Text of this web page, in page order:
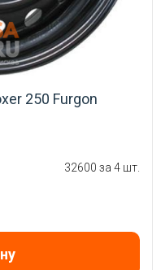
250 Furgon
32600 за 4 шт.